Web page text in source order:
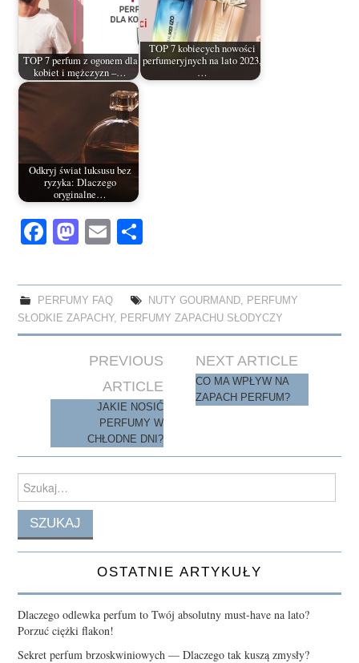
TOP 7 perfum z ogonem dla
kobiet i mężczyzn –…
TOP 7 kobiecych nowości
perfumeryjnych na lato 2023,
…
Odkryj świat luksusu bez
ryzyka: Dlaczego
oryginalne…
Fa
bo
ok
M
to
do
n
E
ailre
PERFUMY FAQ NUTY GOURMAND,
PERFUMY
SŁODKIE ZAPACHY, PERFUMY ZAPACHU SŁODYCZY
navigation
PREVIOUS
ARTICLE
JAKIE NOSIĆ
PERFUMY W
CHŁODNE DNI?
NEXT ARTICLE
CO MA WPŁYW NA
ZAPACH PERFUM?
for:
OSTATNIE ARTYKUŁY
Dlaczego odlewka perfum to Twój absolutny must-have na lato?
Porzuć ciężki flakon!
Sekret perfum brzoskwiniowych — Dlaczego tak kuszą zmysły?